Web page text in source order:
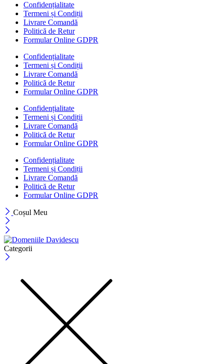
Confidențialitate
Termeni și Condiții
Livrare Comandă
Politică de Retur
Formular Online GDPR
Confidențialitate
Termeni și Condiții
Livrare Comandă
Politică de Retur
Formular Online GDPR
Confidențialitate
Termeni și Condiții
Livrare Comandă
Politică de Retur
Formular Online GDPR
Confidențialitate
Termeni și Condiții
Livrare Comandă
Politică de Retur
Formular Online GDPR
Coșul Meu
Categorii